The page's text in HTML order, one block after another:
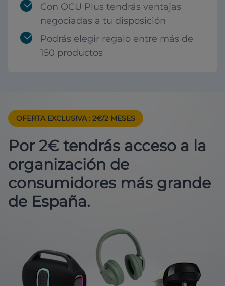
Con OCU Plus tendrás ventajas
negociadas a tu disposición
Podrás elegir regalo entre más de
150 productos
OFERTA EXCLUSIVA : 2€/2 MESES
Por 2€ tendrás acceso a la
organización de
consumidores más grande
de España.